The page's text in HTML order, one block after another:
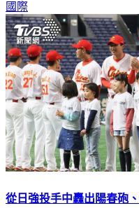
國際
從日強投手中轟出陽春砲